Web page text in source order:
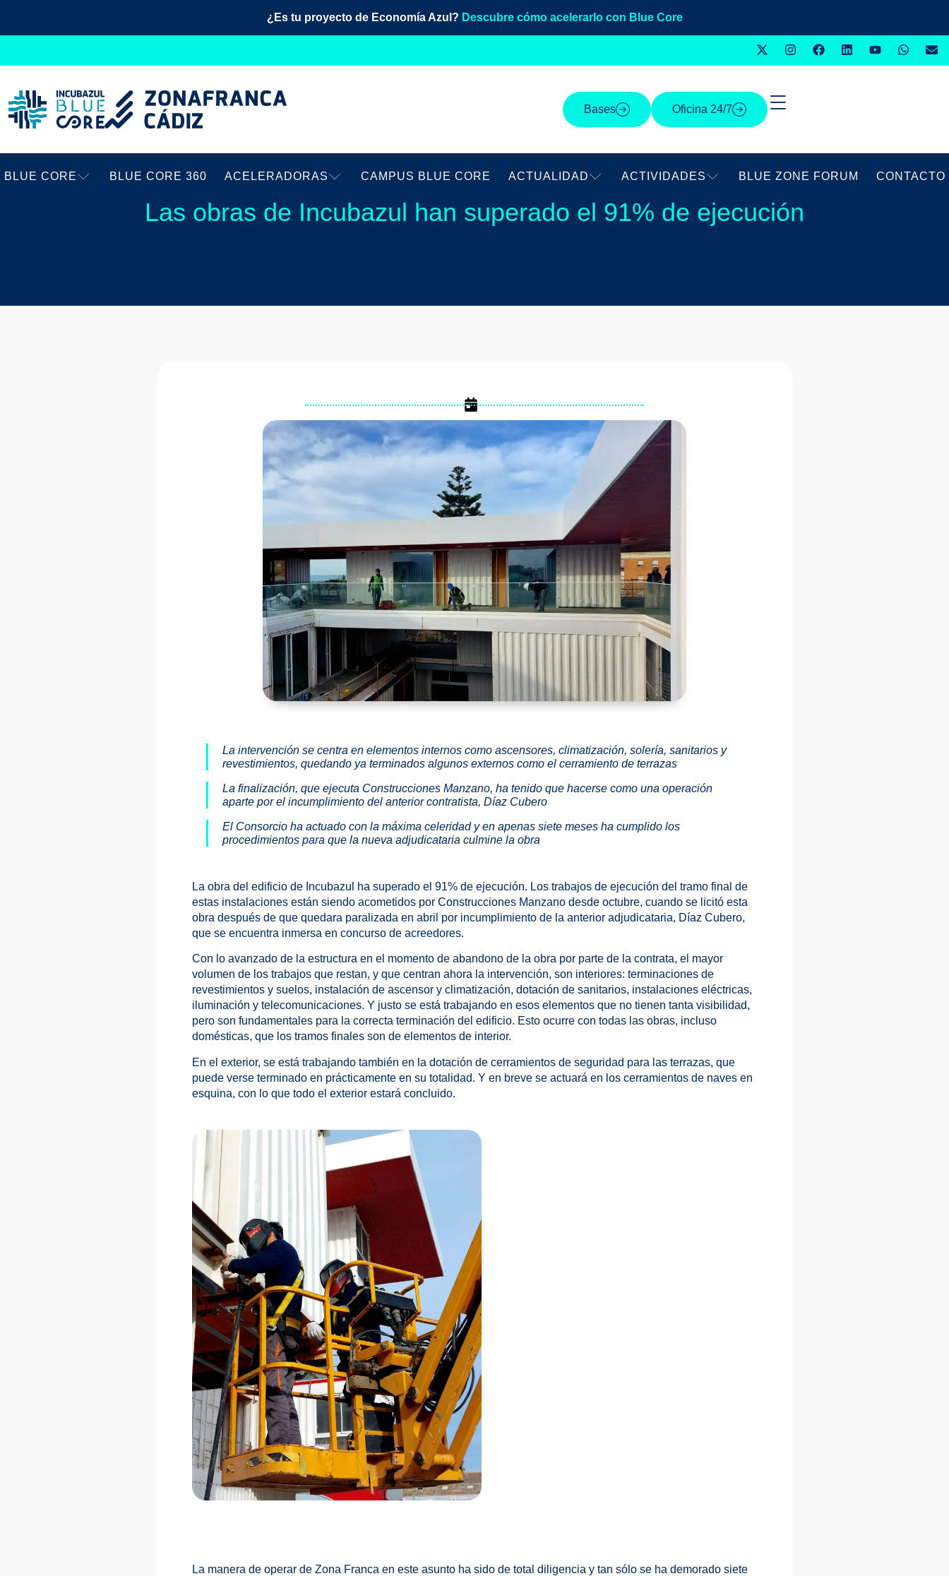
¿Es tu proyecto de Economía Azul? Descubre cómo acelerarlo con Blue Core
Bases Oficina 24/7
BLUE CORE BLUE CORE 360 ACELERADORAS CAMPUS BLUE CORE ACTUALIDAD ACTIVIDADES BLUE ZONE FORUM CONTACTO
Las obras de Incubazul han superado el 91% de ejecución
La intervención se centra en elementos internos como ascensores, climatización, solería, sanitarios y
revestimientos, quedando ya terminados algunos externos como el cerramiento de terrazas
La finalización, que ejecuta Construcciones Manzano, ha tenido que hacerse como una operación
aparte por el incumplimiento del anterior contratista, Díaz Cubero
El Consorcio ha actuado con la máxima celeridad y en apenas siete meses ha cumplido los
procedimientos para que la nueva adjudicataria culmine la obra
La obra del edificio de Incubazul ha superado el 91% de ejecución. Los trabajos de ejecución del tramo final de
estas instalaciones están siendo acometidos por Construcciones Manzano desde octubre, cuando se licitó esta
obra después de que quedara paralizada en abril por incumplimiento de la anterior adjudicataria, Díaz Cubero,
que se encuentra inmersa en concurso de acreedores.
Con lo avanzado de la estructura en el momento de abandono de la obra por parte de la contrata, el mayor
volumen de los trabajos que restan, y que centran ahora la intervención, son interiores: terminaciones de
revestimientos y suelos, instalación de ascensor y climatización, dotación de sanitarios, instalaciones eléctricas,
iluminación y telecomunicaciones. Y justo se está trabajando en esos elementos que no tienen tanta visibilidad,
pero son fundamentales para la correcta terminación del edificio. Esto ocurre con todas las obras, incluso
domésticas, que los tramos finales son de elementos de interior.
En el exterior, se está trabajando también en la dotación de cerramientos de seguridad para las terrazas, que
puede verse terminado en prácticamente en su totalidad. Y en breve se actuará en los cerramientos de naves en
esquina, con lo que todo el exterior estará concluido.
La manera de operar de Zona Franca en este asunto ha sido de total diligencia y tan sólo se ha demorado siete